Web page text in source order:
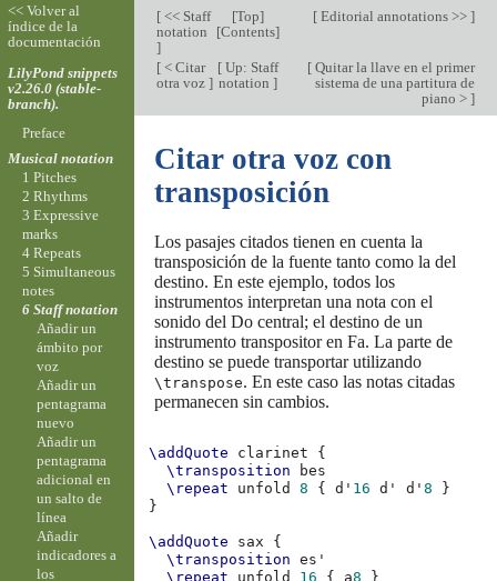
[<< Staff
notation
]
[Top]
[Contents]
[Editorial annotations >> ]
[< Citar
otra voz ]
[Up: Staff
notation ]
[Quitar la llave en el primer
sistema de una partitura de
piano > ]
Citar otra voz con
transposición
Los pasajes citados tienen en cuenta la
transposición de la fuente tanto como la del
destino. En este ejemplo, todos los
instrumentos interpretan una nota con el
sonido del Do central; el destino de un
instrumento transpositor en Fa. La parte de
destino se puede transportar utilizando
\transpose. En este caso las notas citadas
permanecen sin cambios.
\addQuote clarinet
{
\transposition
bes
\repeat
unfold 8 { d' 16 d' d'8
}
}
\addQuote sax
{
\transposition
es'
\repeat
unfold 16 { a8
}
<< Volver al
índice de la
documentación
LilyPond snippets
v2.26.0 (stable-
branch).
Preface
Musical notation
1 Pitches
2 Rhythms
3 Expressive
marks
4 Repeats
5 Simultaneous
notes
6 Staff notation
Añadir un
ámbito por
voz
Añadir un
pentagrama
nuevo
Añadir un
pentagrama
adicional en
un salto de
línea
Añadir
indicadores a
los